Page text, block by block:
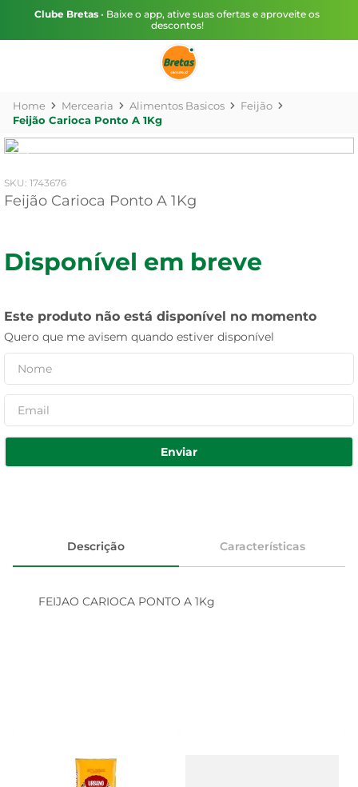
Clube Bretas • Baixe o app, ative suas ofertas e aproveite os
descontos!
Mercearia Alimentos Basicos
Feijão
Feijão Carioca Ponto A 1Kg
: 1743676
Feijão Carioca Ponto A 1Kg
Disponível em breve
Este produto não está disponível no momento
Quero que me avisem quando estiver disponível
Enviar
Descrição Características
FEIJAO CARIOCA PONTO A 1Kg